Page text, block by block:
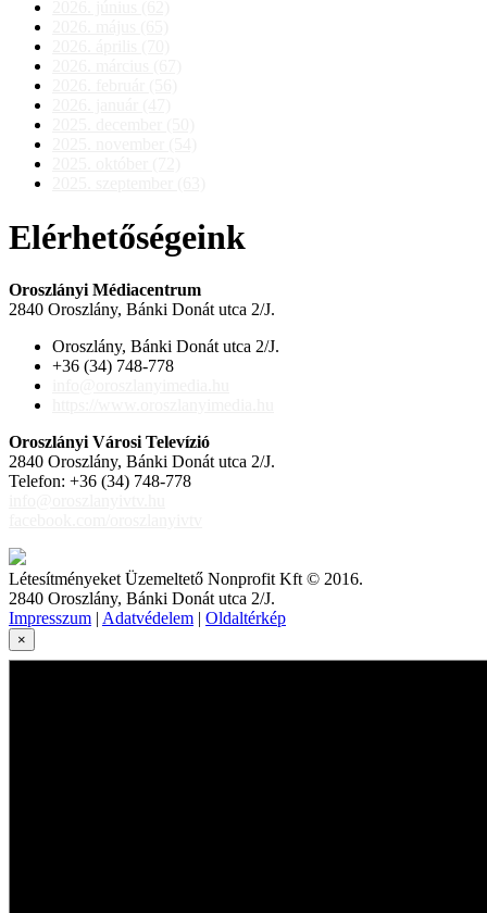
Elérhetőségeink
Oroszlányi Médiacentrum
2840 Oroszlány, Bánki Donát utca 2/J.
Oroszlány, Bánki Donát utca 2/J.
+36 (34) 748-778
Oroszlányi Városi Televízió
2840 Oroszlány, Bánki Donát utca 2/J.
Telefon: +36 (34) 748-778
Létesítményeket Üzemeltető Nonprofit Kft © 2016.
2840 Oroszlány, Bánki Donát utca 2/J.
Impresszum | Adatvédelem | Oldaltérkép
×